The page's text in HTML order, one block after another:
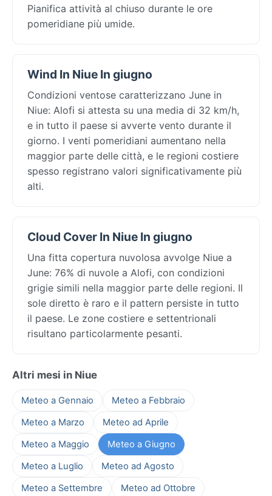
Pianifica attività al chiuso durante le ore
pomeridiane più umide.
Wind In Niue In giugno
Condizioni ventose caratterizzano June in
Niue: Alofi si attesta su una media di 32 km/h,
e in tutto il paese si avverte vento durante il
giorno. I venti pomeridiani aumentano nella
maggior parte delle città, e le regioni costiere
spesso registrano valori significativamente più
alti.
Cloud Cover In Niue In giugno
Una fitta copertura nuvolosa avvolge Niue a
June: 76% di nuvole a Alofi, con condizioni
grigie simili nella maggior parte delle regioni. Il
sole diretto è raro e il pattern persiste in tutto
il paese. Le zone costiere e settentrionali
risultano particolarmente pesanti.
Altri mesi in Niue
Meteo a Gennaio
Meteo a Febbraio
Meteo a Marzo
Meteo ad Aprile
Meteo a Maggio
Meteo a Giugno
Meteo a Luglio
Meteo ad Agosto
Meteo a Settembre
Meteo ad Ottobre